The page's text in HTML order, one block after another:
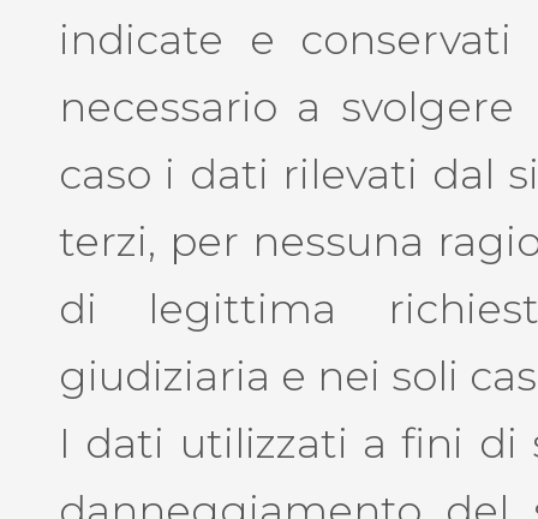
indicate e
necessario a
caso i dati rilevati dal
terzi, per nessuna
di legittima
giudiziaria e nei soli
I dati utilizzati a fini di